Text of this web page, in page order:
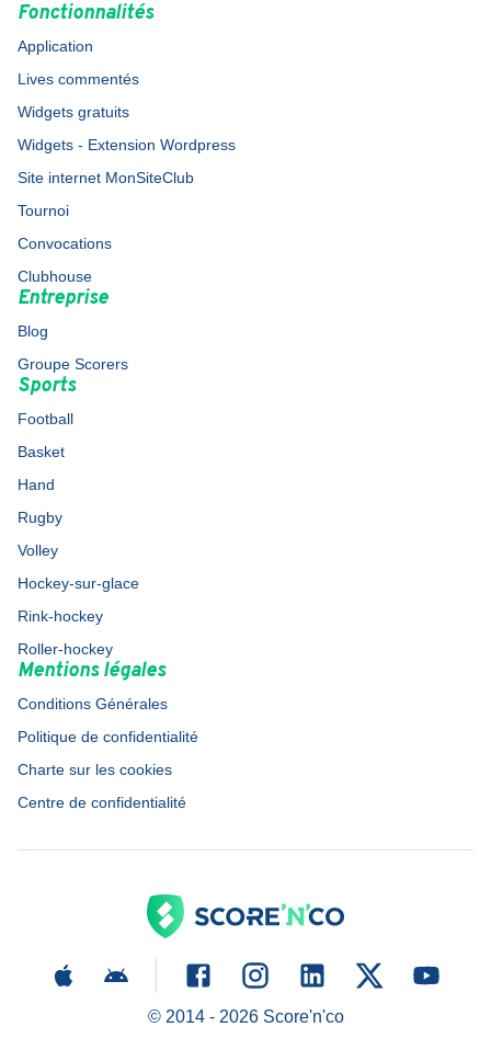
Fonctionnalités
Application
Lives commentés
Widgets gratuits
Widgets - Extension Wordpress
Site internet MonSiteClub
Tournoi
Convocations
Clubhouse
Entreprise
Blog
Groupe Scorers
Sports
Football
Basket
Hand
Rugby
Volley
Hockey-sur-glace
Rink-hockey
Roller-hockey
Mentions légales
Conditions Générales
Politique de confidentialité
Charte sur les cookies
Centre de confidentialité
© 2014 - 2026Score'n'co